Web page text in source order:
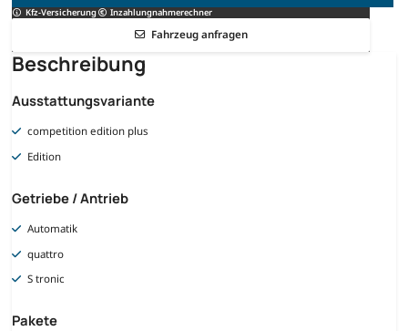
Kfz-Versicherung Inzahlungnahmerechner
Fahrzeug anfragen
Beschreibung
Ausstattungsvariante
competition edition plus
Edition
Getriebe / Antrieb
Automatik
quattro
S tronic
Pakete